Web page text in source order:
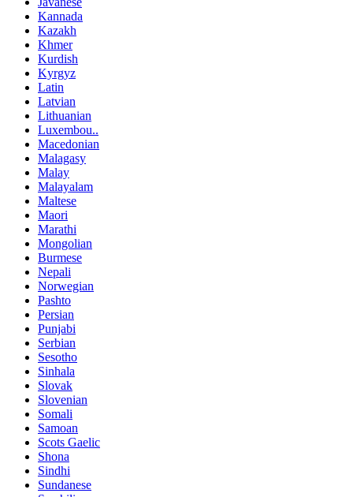
Kannada
Kazakh
Khmer
Kurdish
Kyrgyz
Latin
Latvian
Lithuanian
Luxembou..
Macedonian
Malagasy
Malay
Malayalam
Maltese
Maori
Marathi
Mongolian
Burmese
Nepali
Norwegian
Pashto
Persian
Punjabi
Serbian
Sesotho
Sinhala
Slovak
Slovenian
Somali
Samoan
Scots Gaelic
Shona
Sindhi
Sundanese